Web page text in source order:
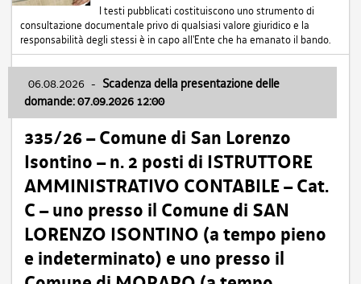
I testi pubblicati costituiscono uno strumento di
consultazione documentale privo di qualsiasi valore giuridico e la
responsabilità degli stessi è in capo all'Ente che ha emanato il bando.
06.08.2026 - Scadenza della presentazione delle
domande: 07.09.2026 12:00
335/26 – Comune di San Lorenzo
Isontino – n. 2 posti di ISTRUTTORE
AMMINISTRATIVO CONTABILE – Cat.
C – uno presso il Comune di SAN
LORENZO ISONTINO (a tempo pieno
e indeterminato) e uno presso il